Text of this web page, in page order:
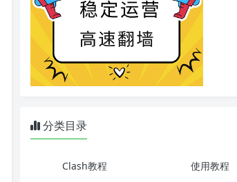
分类目录
Clash教程 使用教程